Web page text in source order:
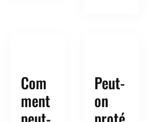
Com
ment
Peut-
on